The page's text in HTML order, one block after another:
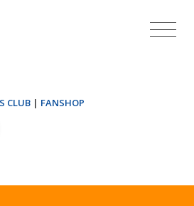
CLUB | FANSHOP